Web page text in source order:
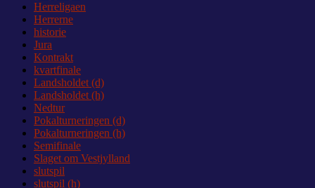
Herreligaen
Herrerne
historie
Jura
Kontrakt
kvartfinale
Landsholdet (d)
Landsholdet (h)
Nedtur
Pokalturneringen (d)
Pokalturneringen (h)
Semifinale
Slaget om Vestjylland
slutspil
slutspil (h)